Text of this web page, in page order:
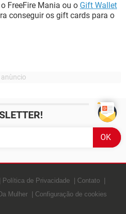
FreeFire Mania ou o Gift Wallet
conseguir os gift cards para o
Política de Privacidade
Contato
Mulher Configuração de cookies